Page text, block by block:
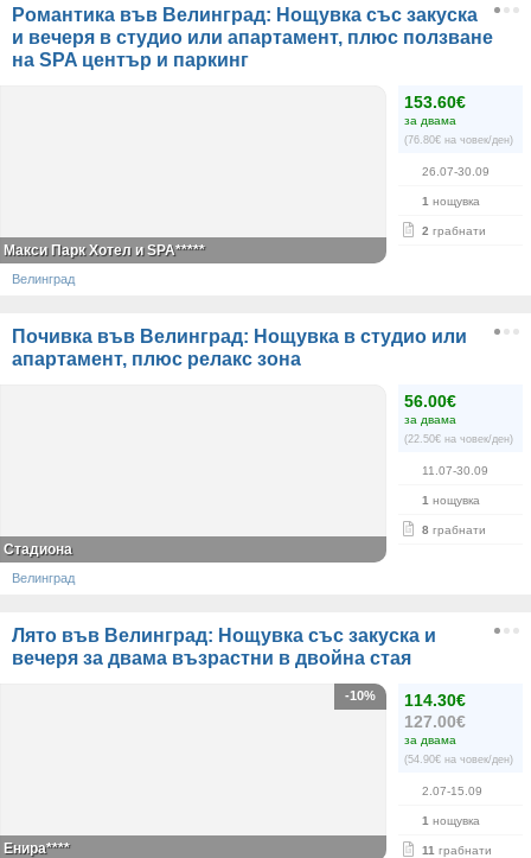
Романтика във Велинград: Нощувка със закуска
и вечеря в студио или апартамент, плюс ползване
на SPA център и паркинг
153.60€
за двама
(76.80€ на човек/ден)
26.07-30.09
1 нощувка
2 грабнати
Макси Парк Хотел и SPA*****
Велинград
Почивка във Велинград: Нощувка в студио или
апартамент, плюс релакс зона
56.00€
за двама
(22.50€ на човек/ден)
11.07-30.09
1 нощувка
8 грабнати
Стадиона
Велинград
Лято във Велинград: Нощувка със закуска и
вечеря за двама възрастни в двойна стая
114.30€
127.00€
за двама
(54.90€ на човек/ден)
2.07-15.09
1 нощувка
11 грабнати
-10%
Енира****